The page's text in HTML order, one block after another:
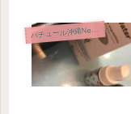
パ
チュール沖縄News